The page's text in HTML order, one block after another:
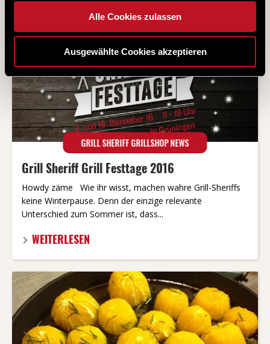
Alle Cookies zulassen
Ausgewählte Cookies akzeptieren
GRILL SHERIFF GRILLSHOP NEWS
Grill Sheriff Grill Festtage 2016
Howdy zäme Wie ihr wisst, machen wahre Grill-Sheriffs
keine Winterpause. Denn der einzige relevante
Unterschied zum Sommer ist, dass...
WEITERLESEN